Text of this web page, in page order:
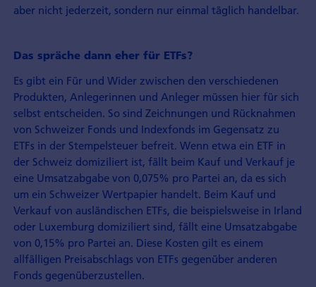
aber nicht jederzeit, sondern nur einmal täglich handelbar.
Das spräche dann eher für ETFs?
Es gibt ein Für und Wider zwischen den verschiedenen
Produkten, Anlegerinnen und Anleger müssen hier für sich
selbst entscheiden. So sind Zeichnungen und Rücknahmen
von Schweizer Fonds und Indexfonds im Gegensatz zu
ETFs in der Stempelsteuer befreit. Wenn etwa ein ETF in
der Schweiz domiziliert ist, fällt beim Kauf und Verkauf je
eine Umsatzabgabe von 0,075% pro Partei an, da es sich
um ein Schweizer Wertpapier handelt. Beim Kauf und
Verkauf von ausländischen ETFs, die beispielsweise in Irland
oder Luxemburg domiziliert sind, fällt eine Umsatzabgabe
von 0,15% pro Partei an. Diese Kosten gilt es einem
allfälligen Preisabschlags von ETFs gegenüber anderen
Fonds gegenüberzustellen.